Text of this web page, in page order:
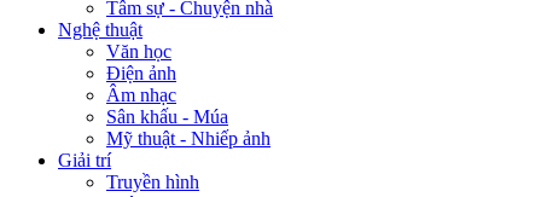
Tâm sự - Chuyện nhà
Nghệ thuật
Văn học
Điện ảnh
Âm nhạc
Sân khấu - Múa
Mỹ thuật - Nhiếp ảnh
Giải trí
Truyền hình